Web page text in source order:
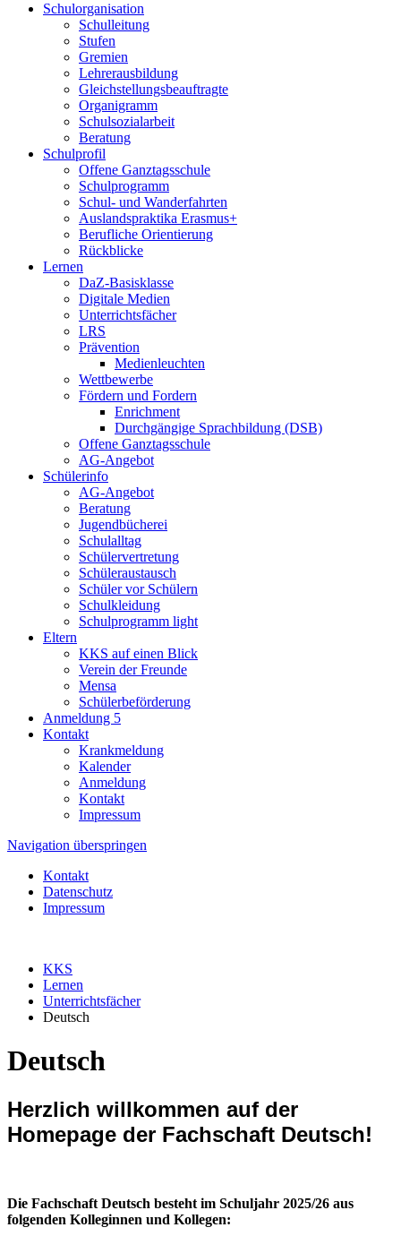
Schulorganisation
Schulleitung
Stufen
Gremien
Lehrerausbildung
Gleichstellungsbeauftragte
Organigramm
Schulsozialarbeit
Beratung
Schulprofil
Offene Ganztagsschule
Schulprogramm
Schul- und Wanderfahrten
Auslandspraktika Erasmus+
Berufliche Orientierung
Rückblicke
Lernen
DaZ-Basisklasse
Digitale Medien
Unterrichtsfächer
LRS
Prävention
Medienleuchten
Wettbewerbe
Fördern und Fordern
Enrichment
Durchgängige Sprachbildung (DSB)
Offene Ganztagsschule
AG-Angebot
Schülerinfo
AG-Angebot
Beratung
Jugendbücherei
Schulalltag
Schülervertretung
Schüleraustausch
Schüler vor Schülern
Schulkleidung
Schulprogramm light
Eltern
KKS auf einen Blick
Verein der Freunde
Mensa
Schülerbeförderung
Anmeldung 5
Kontakt
Krankmeldung
Kalender
Anmeldung
Kontakt
Impressum
Navigation überspringen
Kontakt
Datenschutz
Impressum
KKS
Lernen
Unterrichtsfächer
Deutsch
Deutsch
Herzlich willkommen auf der
Homepage der Fachschaft Deutsch!
Die Fachschaft Deutsch besteht im Schuljahr 2025/26 aus
folgenden Kolleginnen und Kollegen: